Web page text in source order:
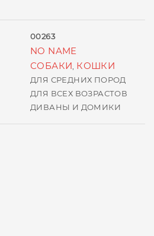
00263
NO NAME
СОБАКИ КОШКИ
ДЛЯ СРЕДНИХ ПОРОД
ДЛЯ ВСЕХ ВОЗРАСТОВ
ДИВАНЫ И ДОМИКИ